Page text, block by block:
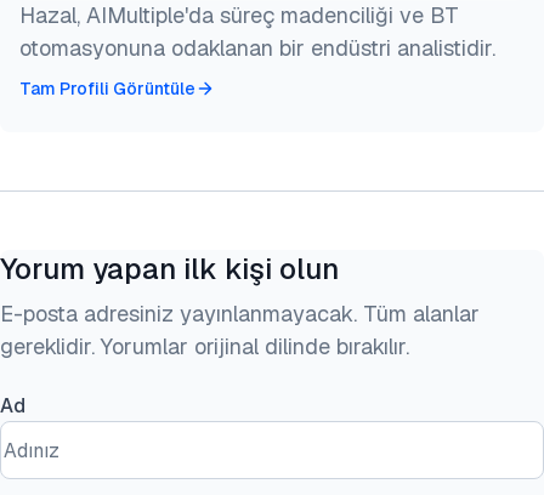
Hazal, AIMultiple'da süreç madenciliği ve BT
otomasyonuna odaklanan bir endüstri analistidir.
Tam Profili Görüntüle
Yorum yapan ilk kişi olun
E-posta adresiniz yayınlanmayacak. Tüm alanlar
gereklidir. Yorumlar orijinal dilinde bırakılır.
Ad